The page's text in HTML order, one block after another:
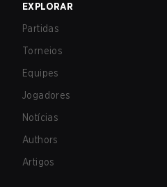
EXPLORAR
Partidas
Torneios
Equipes
Jogadores
Notícias
Authors
Artigos